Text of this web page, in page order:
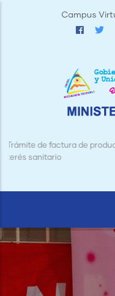
Campus
Trámite de
y Bebidas